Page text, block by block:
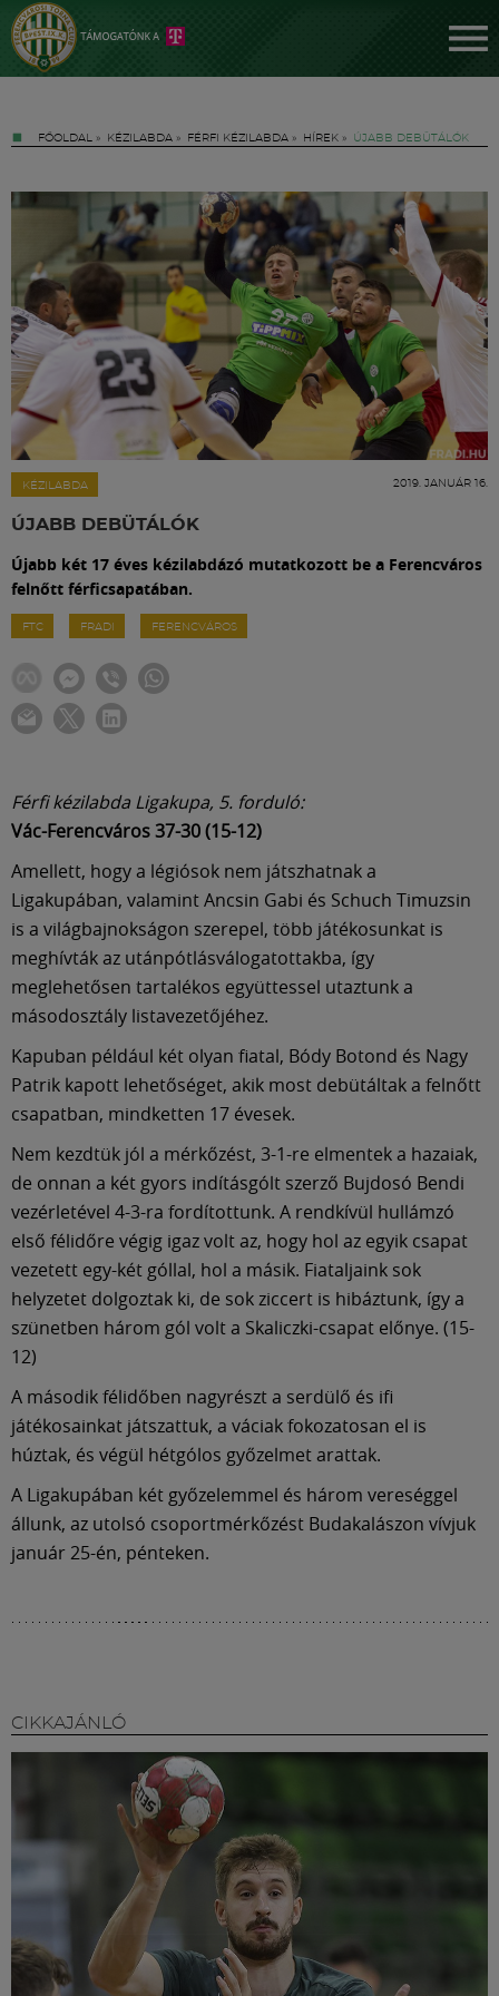
FŐOLDAL » KÉZILABDA » FÉRFI KÉZILABDA » HÍREK » ÚJABB DEBÜTÁLÓK
KÉZILABDA 2019. JANUÁR 16.
ÚJABB DEBÜTÁLÓK
Újabb két 17 éves kézilabdázó mutatkozott be a Ferencváros
felnőtt férficsapatában.
FTC FRADI FERENCVÁROS
Férfi kézilabda Ligakupa, 5. forduló:
Vác-Ferencváros 37-30 (15-12)
Amellett, hogy a légiósok nem játszhatnak a
Ligakupában, valamint Ancsin Gabi és Schuch Timuzsin
is a világbajnokságon szerepel, több játékosunkat is
meghívták az utánpótlásválogatottakba, így
meglehetősen tartalékos együttessel utaztunk a
másodosztály listavezetőjéhez.
Kapuban például két olyan fiatal, Bódy Botond és Nagy
Patrik kapott lehetőséget, akik most debütáltak a felnőtt
csapatban, mindketten 17 évesek.
Nem kezdtük jól a mérkőzést, 3-1-re elmentek a hazaiak,
de onnan a két gyors indításgólt szerző Bujdosó Bendi
vezérletével 4-3-ra fordítottunk. A rendkívül hullámzó
első félidőre végig igaz volt az, hogy hol az egyik csapat
vezetett egy-két góllal, hol a másik. Fiataljaink sok
helyzetet dolgoztak ki, de sok ziccert is hibáztunk, így a
szünetben három gól volt a Skaliczki-csapat előnye. (15-
12)
A második félidőben nagyrészt a serdülő és ifi
játékosainkat játszattuk, a váciak fokozatosan el is
húztak, és végül hétgólos győzelmet arattak.
A Ligakupában két győzelemmel és három vereséggel
állunk, az utolsó csoportmérkőzést Budakalászon vívjuk
január 25-én, pénteken.
CIKKAJÁNLÓ
Jegyek
FM YouTube +
Hírek
Labdarúgás
Szakosztályok
Klub
Szolgáltatások
Shop
Közösség
Múzeum
English